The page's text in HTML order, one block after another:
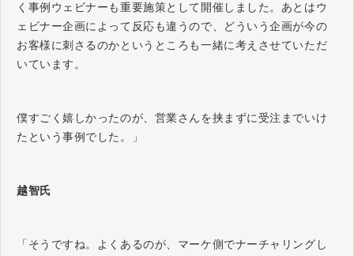
く事例ウェビナーも重要施策として開催しました。あとはウ
ェビナー企画によって反応も違うので、どういう企画が今の
お客様に刺さるのかというところも一緒に考えさせていただ
いています。
僕すごく嬉しかったのが、営業さんを挟まずに受注までいけ
たという事例でした。」
越智氏
「そうですね。よくあるのが、マーケ側でナーチャリングし